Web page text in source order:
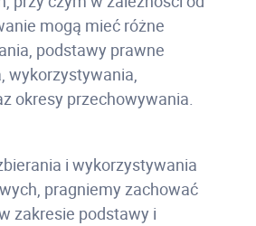
mogą mieć różne
podstawy prawne
wykorzystywania,
okresy przechowywania.
i wykorzystywania
pragniemy zachować
zakresie podstawy i